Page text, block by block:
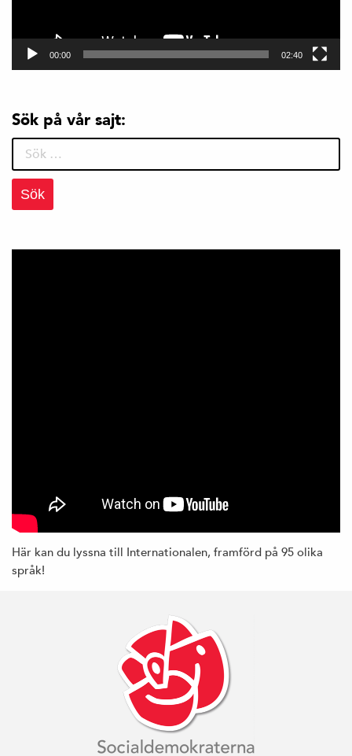
00:00 02:40
Sök på vår sajt:
Sök
efter:
Här kan du lyssna till Internationalen, framförd på 95 olika
språk!